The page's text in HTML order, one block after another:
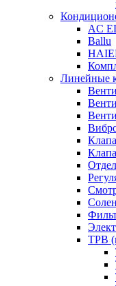
AC
Ballu
Линейные
ТРВ